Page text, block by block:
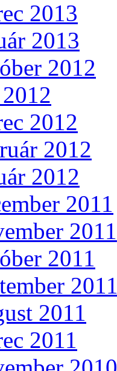
2013
2013
2012
2012
2012
2012
2011
2011
2011
2011
2011
2011